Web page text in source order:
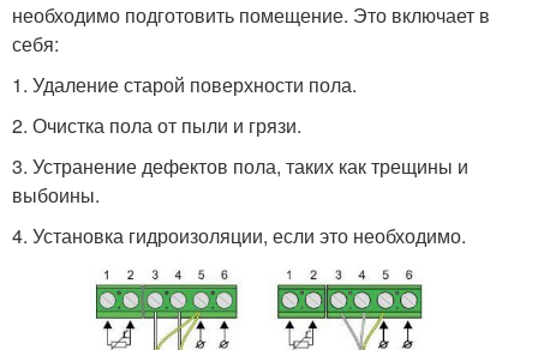
необходимо подготовить помещение. Это включает в
себя:
1. Удаление старой поверхности пола.
2. Очистка пола от пыли и грязи.
3. Устранение дефектов пола, таких как трещины и
выбоины.
4. Установка гидроизоляции, если это необходимо.